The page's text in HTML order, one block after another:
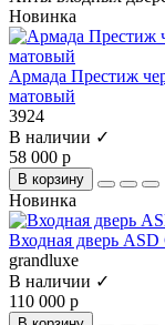
Новинка
Армада Престиж
матовый
3924
В наличии ✓
58 000 р
В корзину
Новинка
Входная дверь ASD
grandluxe
В наличии ✓
110 000 р